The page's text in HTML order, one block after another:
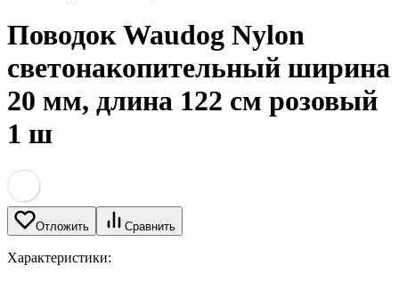
Поводок Waudog Nylon
светонакопительный ширина
20 мм, длина 122 см розовый
1 ш
Отложить Сравнить
Характеристики: